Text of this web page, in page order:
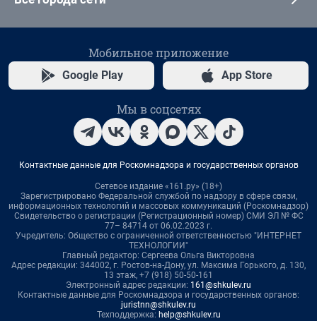
Мобильное приложение
Google Play App Store
Мы в соцсетях
Контактные данные для Роскомнадзора и государственных органов
Сетевое издание «161.ру» (18+)
Зарегистрировано Федеральной службой по надзору в сфере связи,
информационных технологий и массовых коммуникаций (Роскомнадзор)
Свидетельство о регистрации (Регистрационный номер) СМИ ЭЛ № ФС
77– 84714 от 06.02.2023 г.
Учредитель: Общество с ограниченной ответственностью "ИНТЕРНЕТ
ТЕХНОЛОГИИ"
Главный редактор: Сергеева Ольга Викторовна
Адрес редакции: 344002, г. Ростов-на-Дону, ул. Максима Горького, д. 130,
13 этаж, +7 (918) 50-50-161
Электронный адрес редакции: 161@shkulev.ru
Контактные данные для Роскомнадзора и государственных органов:
juristnn@shkulev.ru
Техподдержка: help@shkulev.ru